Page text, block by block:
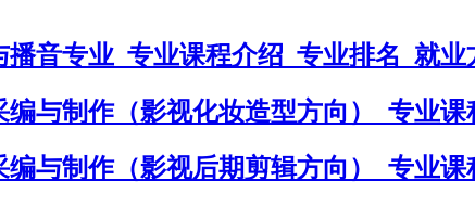
音专业_专业课程介绍_专业排名_就业
与制作（影视化妆造型方向）_专业
与制作（影视后期剪辑方向）_专业